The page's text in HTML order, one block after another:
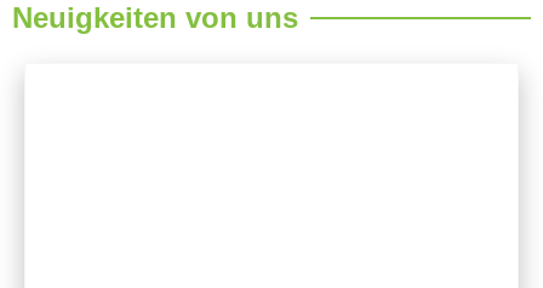
Neuigkeiten von uns